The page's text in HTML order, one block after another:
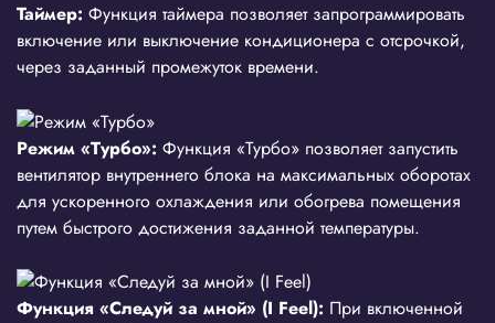
Таймер: Функция таймера позволяет запрограммировать
включение или выключение кондиционера с отсрочкой,
через заданный промежуток времени.
Режим «Турбо»: Функция «Турбо» позволяет запустить
вентилятор внутреннего блока на максимальных оборотах
для ускоренного охлаждения или обогрева помещения
путем быстрого достижения заданной температуры.
Функция «Следуй за мной» (I Feel): При включенной